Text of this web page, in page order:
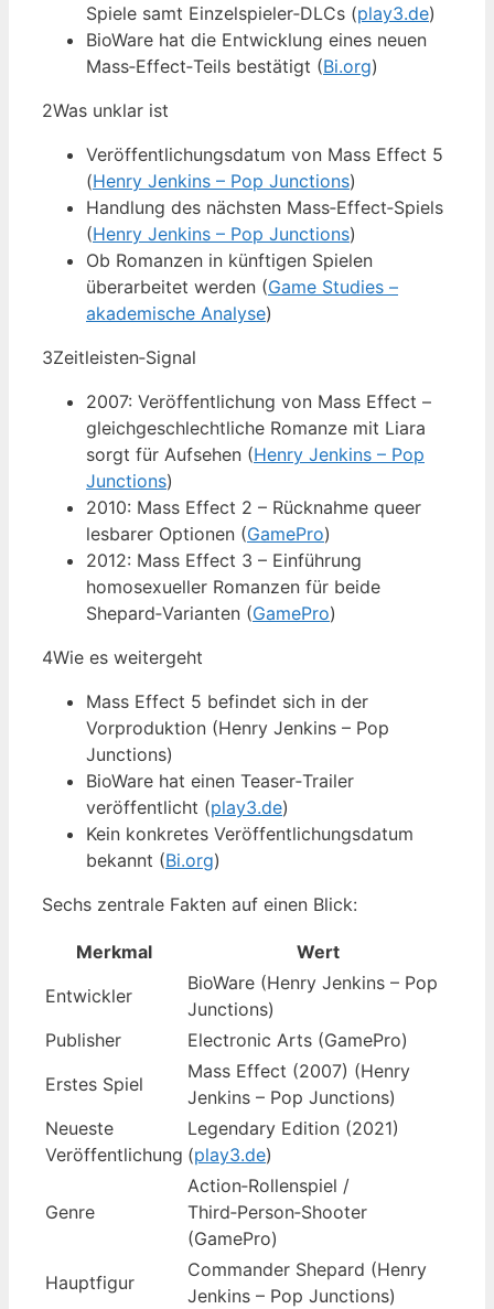
Spiele samt Einzelspieler‑DLCs (play3.de)
BioWare hat die Entwicklung eines neuen
Mass‑Effect‑Teils bestätigt (Bi.org)
2Was unklar ist
Veröffentlichungsdatum von Mass Effect 5
(Henry Jenkins – Pop Junctions)
Handlung des nächsten Mass‑Effect‑Spiels
(Henry Jenkins – Pop Junctions)
Ob Romanzen in künftigen Spielen
überarbeitet werden (Game Studies –
akademische Analyse)
3Zeitleisten‑Signal
2007: Veröffentlichung von Mass Effect –
gleichgeschlechtliche Romanze mit Liara
sorgt für Aufsehen (Henry Jenkins – Pop
Junctions)
2010: Mass Effect 2 – Rücknahme queer
lesbarer Optionen (GamePro)
2012: Mass Effect 3 – Einführung
homosexueller Romanzen für beide
Shepard‑Varianten (GamePro)
4Wie es weitergeht
Mass Effect 5 befindet sich in der
Vorproduktion (Henry Jenkins – Pop
Junctions)
BioWare hat einen Teaser‑Trailer
veröffentlicht (play3.de)
Kein konkretes Veröffentlichungsdatum
bekannt (Bi.org)
Sechs zentrale Fakten auf einen Blick:
Merkmal
Wert
Entwickler
BioWare (Henry Jenkins – Pop
Junctions)
Publisher
Electronic Arts (GamePro)
Erstes Spiel
Mass Effect (2007) (Henry
Jenkins – Pop Junctions)
Neueste
Veröffentlichung
Legendary Edition (2021)
(play3.de)
Genre
Action‑Rollenspiel /
Third‑Person‑Shooter
(GamePro)
Hauptfigur
Commander Shepard (Henry
Jenkins – Pop Junctions)